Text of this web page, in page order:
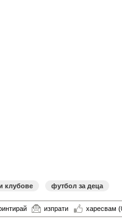
клубове футбол за деца
изпрати харесвам